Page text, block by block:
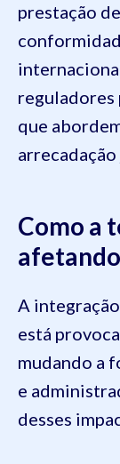
prestação
reguladores
que
Como a
A
está
mudando a
e
desses